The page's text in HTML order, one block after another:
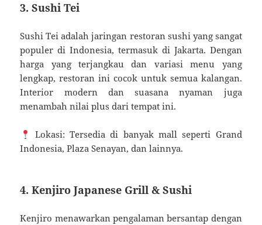
3. Sushi Tei
Sushi Tei adalah jaringan restoran sushi yang sangat
populer di Indonesia, termasuk di Jakarta. Dengan
harga yang terjangkau dan variasi menu yang
lengkap, restoran ini cocok untuk semua kalangan.
Interior modern dan suasana nyaman juga
menambah nilai plus dari tempat ini.
Lokasi: Tersedia di banyak mall seperti Grand
Indonesia, Plaza Senayan, dan lainnya.
4. Kenjiro Japanese Grill & Sushi
Kenjiro menawarkan pengalaman bersantap dengan